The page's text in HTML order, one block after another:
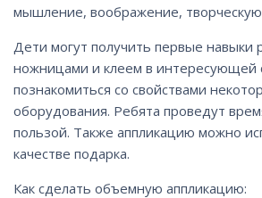
мышление, воображение,
Дети могут получить первые навыки
ножницами и клеем в интересующей
познакомиться со свойствами
оборудования. Ребята проведут
пользой. Также аппликацию можно
качестве подарка.
Как сделать объемную аппликацию: